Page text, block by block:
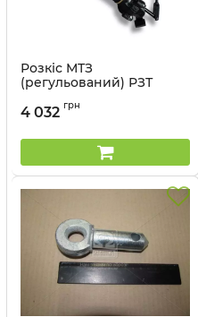
Розкіс МТЗ
(регульований) РЗТ
4 032 грн